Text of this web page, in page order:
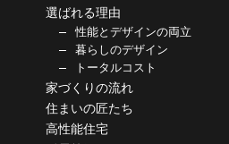
選ばれる理由
性能とデザインの両立
暮らしのデザイン
トータルコスト
家づくりの流れ
住まいの匠たち
高性能住宅